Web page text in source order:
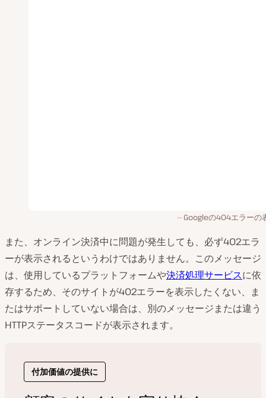
Googleの404エラーの
また、オンライン決済中に問題が発生しても、必ず402エラ
ーが表示されるというわけではありません。このメッセージ
は、使用しているプラットフォームや決済処理サービスに依
存するため、そのサイトが402エラーを表示したくない、ま
たはサポートしていない場合は、別のメッセージまたは違う
HTTPステータスコードが表示されます。